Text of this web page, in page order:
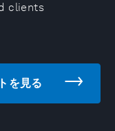
clients
を見る